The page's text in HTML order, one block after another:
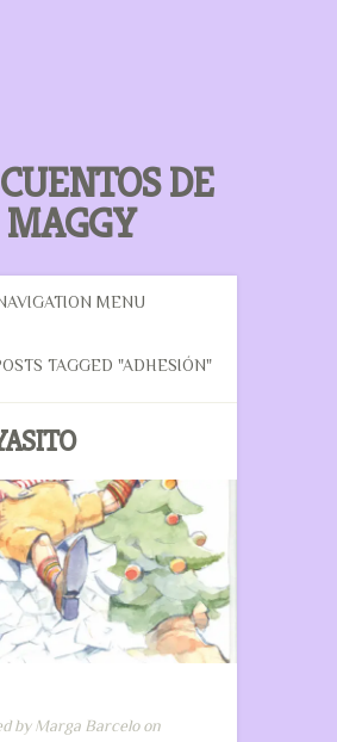
DE
MAGGY
MENU
TAGGED "ADHESIÓN"
byMarga Barceloon